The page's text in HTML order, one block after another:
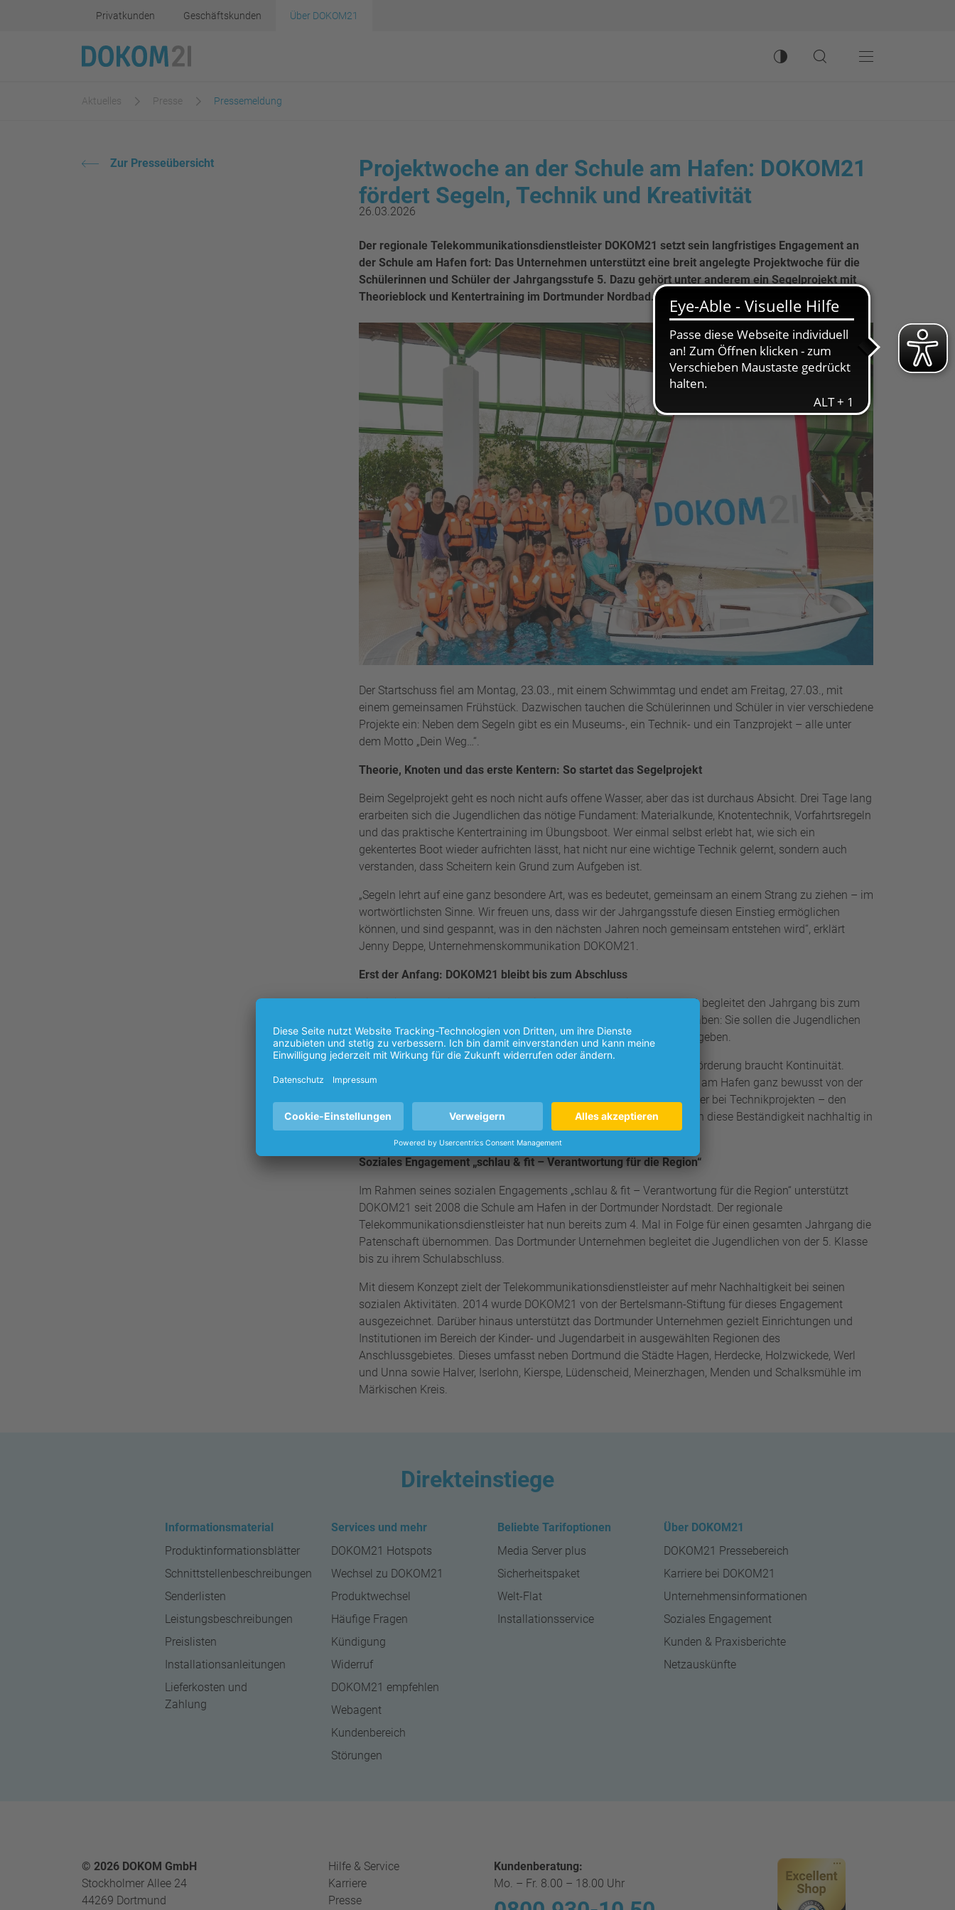
Privatkunden Geschäftskunden Über DOKOM21
Hauptnavigation
Kontrastmodus umschalten
Suche öffnen
Aktuelles Presse Pressemeldung
Zur Presseübersicht
Projektwoche an der Schule am Hafen: DOKOM21
fördert Segeln, Technik und Kreativität
26.03.2026
Der regionale Telekommunikationsdienstleister DOKOM21 setzt sein langfristiges Engagement an
der Schule am Hafen fort: Das Unternehmen unterstützt eine breit angelegte Projektwoche für die
Schülerinnen und Schüler der Jahrgangsstufe 5. Dazu gehört unter anderem ein Segelprojekt mit
Theorieblock und Kentertraining im Dortmunder Nordbad.
Der Startschuss fiel am Montag, 23.03., mit einem Schwimmtag und endet am Freitag, 27.03., mit
einem gemeinsamen Frühstück. Dazwischen tauchen die Schülerinnen und Schüler in vier verschiedene
Projekte ein: Neben dem Segeln gibt es ein Museums-, ein Technik- und ein Tanzprojekt – alle unter
dem Motto „Dein Weg…“.
Theorie, Knoten und das erste Kentern: So startet das Segelprojekt
Beim Segelprojekt geht es noch nicht aufs offene Wasser, aber das ist durchaus Absicht. Drei Tage lang
erarbeiten sich die Jugendlichen das nötige Fundament: Materialkunde, Knotentechnik, Vorfahrtsregeln
und das praktische Kentertraining im Übungsboot. Wer einmal selbst erlebt hat, wie sich ein
gekentertes Boot wieder aufrichten lässt, hat nicht nur eine wichtige Technik gelernt, sondern auch
verstanden, dass Scheitern kein Grund zum Aufgeben ist.
„Segeln lehrt auf eine ganz besondere Art, was es bedeutet, gemeinsam an einem Strang zu ziehen – im
wortwörtlichsten Sinne. Wir freuen uns, dass wir der Jahrgangsstufe diesen Einstieg ermöglichen
können, und sind gespannt, was in den nächsten Jahren noch gemeinsam entstehen wird“, erklärt
Jenny Deppe, Unternehmenskommunikation DOKOM21.
Erst der Anfang: DOKOM21 bleibt bis zum Abschluss
Die Projektwoche ist dabei längst nicht das letzte Kapitel. DOKOM21 begleitet den Jahrgang bis zum
Schulabschluss mit regelmäßigen Aktionen, die eines gemeinsam haben: Sie sollen die Jugendlichen
fordern, begeistern und ihnen über den Schulalltag hinaus etwas mitgeben.
Imo Gatz, Lehrer an der Schule am Hafen, ergänzt: „Gezielte Jugendförderung braucht Kontinuität.
Deshalb freuen wir uns, dass DOKOM21 unsere Kinder an der Schule am Hafen ganz bewusst von der
fünften Klasse bis zum Schulabschluss begleitet. Ob beim Segeln oder bei Technikprojekten – den
Kindern und Jugendlichen werden Perspektiven aufgezeigt und durch diese Beständigkeit nachhaltig in
ihrer persönlichen Entwicklung gestärkt.“
Soziales Engagement „schlau & fit – Verantwortung für die Region“
Im Rahmen seines sozialen Engagements „schlau & fit – Verantwortung für die Region“ unterstützt
DOKOM21 seit 2008 die Schule am Hafen in der Dortmunder Nordstadt. Der regionale
Telekommunikationsdienstleister hat nun bereits zum 4. Mal in Folge für einen gesamten Jahrgang die
Patenschaft übernommen. Das Dortmunder Unternehmen begleitet die Jugendlichen von der 5. Klasse
bis zu ihrem Schulabschluss.
Mit diesem Konzept zielt der Telekommunikationsdienstleister auf mehr Nachhaltigkeit bei seinen
sozialen Aktivitäten. 2014 wurde DOKOM21 von der Bertelsmann-Stiftung für dieses Engagement
ausgezeichnet. Darüber hinaus unterstützt das Dortmunder Unternehmen gezielt Einrichtungen und
Institutionen im Bereich der Kinder- und Jugendarbeit in ausgewählten Regionen des
Anschlussgebietes. Dieses umfasst neben Dortmund die Städte Hagen, Herdecke, Holzwickede, Werl
und Unna sowie Halver, Iserlohn, Kierspe, Lüdenscheid, Meinerzhagen, Menden und Schalksmühle im
Märkischen Kreis.
Direkteinstiege
Informationsmaterial
Produktinformationsblätter
Schnittstellenbeschreibungen
Senderlisten
Leistungsbeschreibungen
Preislisten
Installationsanleitungen
Lieferkosten und
Zahlung
Services und mehr
DOKOM21 Hotspots
Wechsel zu DOKOM21
Produktwechsel
Häufige Fragen
Kündigung
Widerruf
DOKOM21 empfehlen
Webagent
Kundenbereich
Störungen
Beliebte Tarifoptionen
Media Server plus
Sicherheitspaket
Welt-Flat
Installationsservice
Über DOKOM21
DOKOM21 Pressebereich
Karriere bei DOKOM21
Unternehmensinformationen
Soziales Engagement
Kunden & Praxisberichte
Netzauskünfte
© 2026 DOKOM GmbH
Stockholmer Allee 24
44269 Dortmund
Hilfe & Service
Karriere
Presse
Kundenberatung:
Mo. – Fr. 8.00 – 18.00 Uhr